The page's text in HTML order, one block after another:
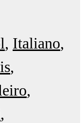
Italiano